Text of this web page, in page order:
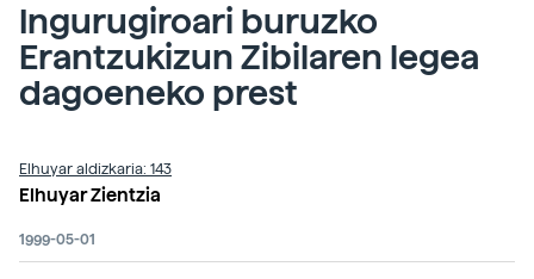
Ingurugiroari buruzko
Erantzukizun Zibilaren legea
dagoeneko prest
Elhuyar aldizkaria: 143
Elhuyar Zientzia
1999-05-01